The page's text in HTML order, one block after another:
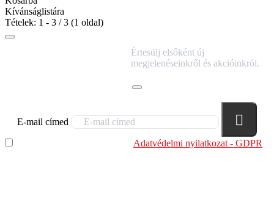
Kívánságlistára
Tételek: 1 - 3 / 3 (1 oldal)
Értesülj elsőként új
megjelenéseinkről és akcióinkról.
E-mail címed
Adatvédelmi nyilatkozat - GDPR